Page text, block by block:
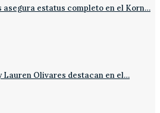
asegura estatus completo en el Korn…
Lauren Olivares destacan en el…